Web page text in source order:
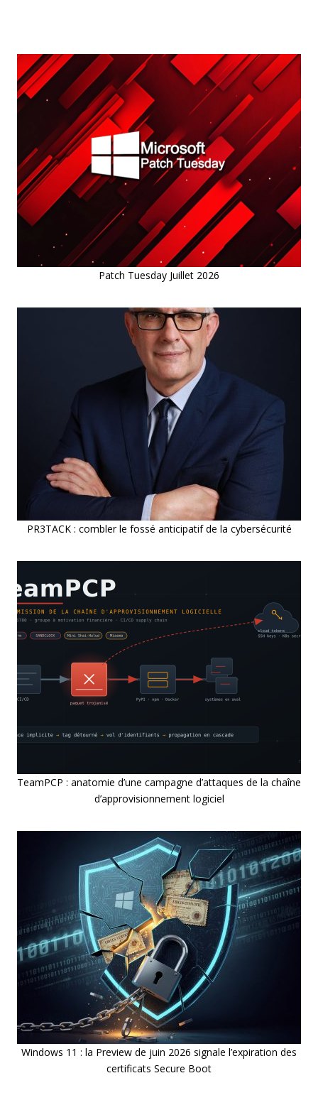
Patch Tuesday Juillet 2026
PR3TACK : combler le fossé anticipatif de la cybersécurité
TeamPCP : anatomie d’une campagne d’attaques de la chaîne
d’approvisionnement logiciel
Windows 11 : la Preview de juin 2026 signale l’expiration des
certificats Secure Boot